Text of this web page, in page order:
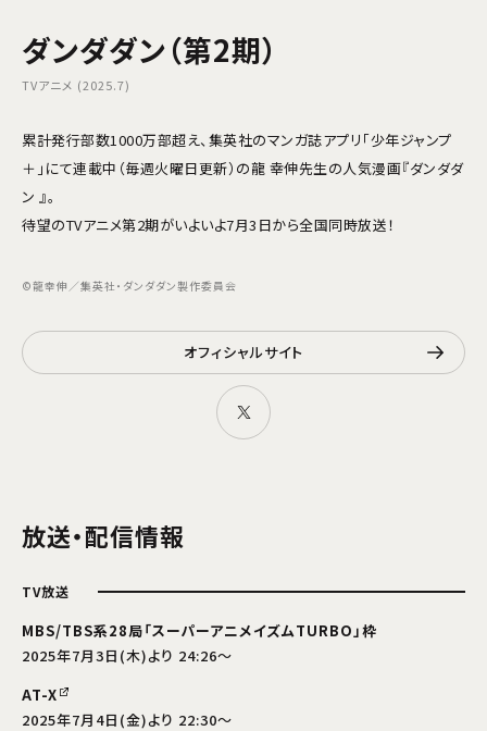
ダンダダン（第2期）
TVアニメ (2025.7)
累計発行部数1000万部超え、集英社のマンガ誌アプリ「少年ジャンプ
＋」にて連載中（毎週火曜日更新）の龍 幸伸先生の人気漫画『ダンダダ
ン 』。
待望のTVアニメ第2期がいよいよ7月3日から全国同時放送！
©龍幸伸／集英社・ダンダダン製作委員会
オフィシャルサイト
放送・配信情報
TV放送
MBS/TBS系28局「スーパーアニメイズムTURBO」枠
2025年7月3日(木)より 24:26～
AT-X
2025年7月4日(金)より 22:30～